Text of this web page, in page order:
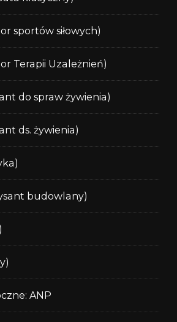
sportów siłowych)
Terapii Uzależnień)
do spraw żywienia)
ds. żywienia)
budowlany)
ANP